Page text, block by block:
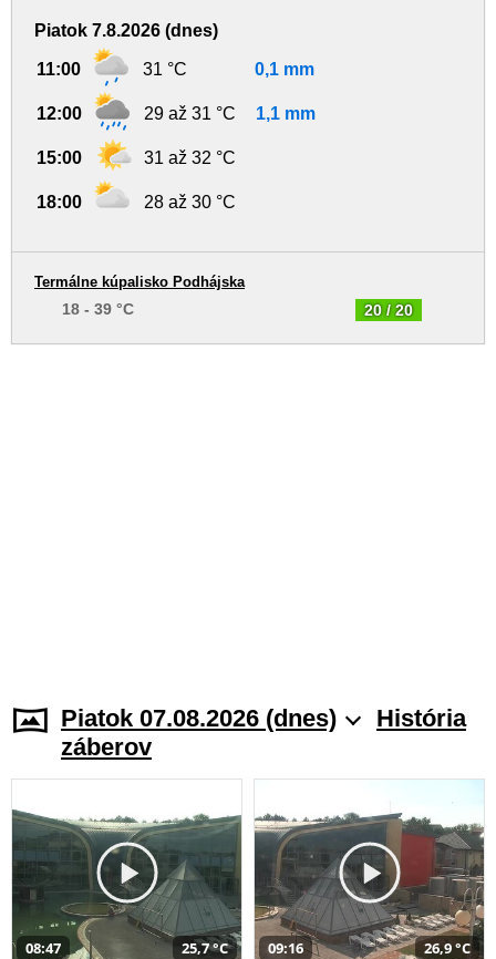
Piatok 7.8.2026 (dnes)
11:00 31 °C 0,1 mm
12:00 29 až 31 °C 1,1 mm
15:00 31 až 32 °C
18:00 28 až 30 °C
20 / 20
Termálne kúpalisko Podhájska
18 - 39 °C
Piatok 07.08.2026 (dnes)
História
záberov
08:47 25,7 °C 09:16 26,9 °C